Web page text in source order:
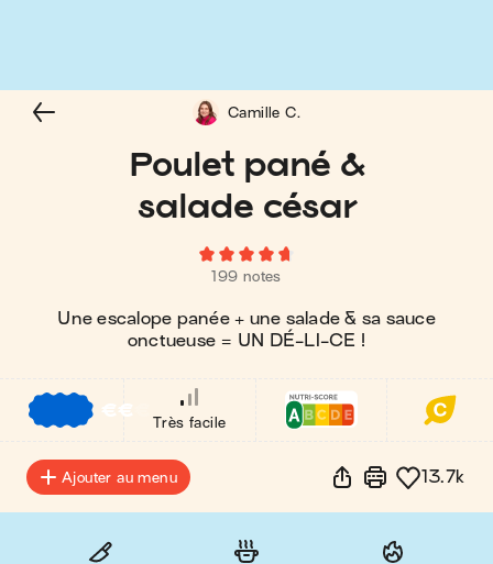
Poulet pané &
salade césar
199 notes
Une escalope panée + une salade & sa sauce
onctueuse = UN DÉ-LI-CE !
Camille C.
€€
Très facile
Ajouter au menu 13.7k